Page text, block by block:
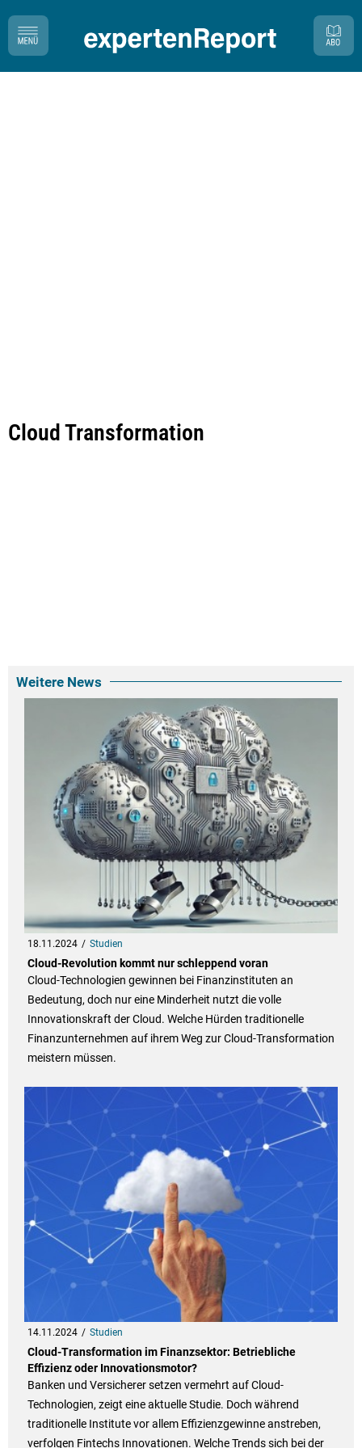
Cloud Transformation
Weitere News
18.11.2024 Studien
Cloud-Revolution kommt nur schleppend voran
Cloud-Technologien gewinnen bei Finanzinstituten an
Bedeutung, doch nur eine Minderheit nutzt die volle
Innovationskraft der Cloud. Welche Hürden traditionelle
Finanzunternehmen auf ihrem Weg zur Cloud-Transformation
meistern müssen.
14.11.2024 Studien
Cloud-Transformation im Finanzsektor: Betriebliche
Effizienz oder Innovationsmotor?
Banken und Versicherer setzen vermehrt auf Cloud-
Technologien, zeigt eine aktuelle Studie. Doch während
traditionelle Institute vor allem Effizienzgewinne anstreben,
verfolgen Fintechs Innovationen. Welche Trends sich bei der